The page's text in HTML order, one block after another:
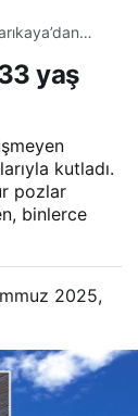
yaş
kutladı.
pozlar
binlerce
2025,